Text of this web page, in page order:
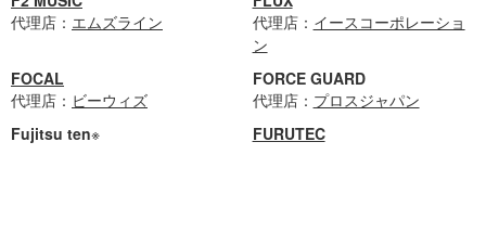
代理店： エムズライン
代理店： イースコーポレーショ
ン
FOCAL
代理店： ビーウィズ
FORCE GUARD
代理店： プロスジャパン
Fujitsu ten※ FURUTEC